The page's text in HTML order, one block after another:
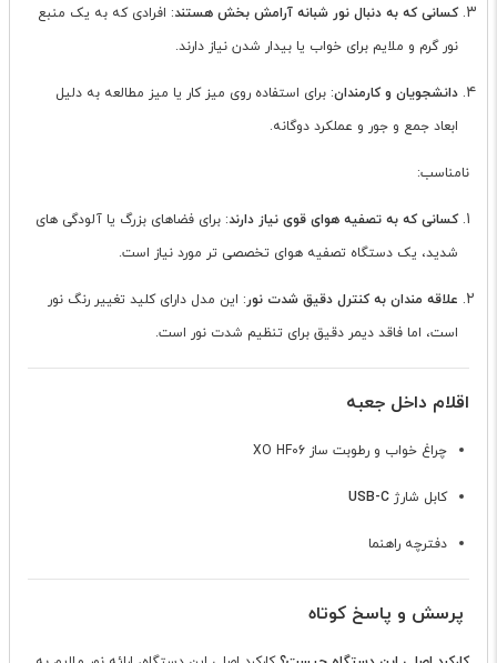
کسانی که به دنبال نور شبانه آرامش بخش هستند: افرادی که به یک منبع
نور گرم و ملایم برای خواب یا بیدار شدن نیاز دارند.
دانشجویان و کارمندان: برای استفاده روی میز کار یا میز مطالعه به دلیل
ابعاد جمع و جور و عملکرد دوگانه.
نامناسب:
کسانی که به تصفیه هوای قوی نیاز دارند: برای فضاهای بزرگ یا آلودگی های
شدید، یک دستگاه تصفیه هوای تخصصی تر مورد نیاز است.
علاقه مندان به کنترل دقیق شدت نور: این مدل دارای کلید تغییر رنگ نور
است، اما فاقد دیمر دقیق برای تنظیم شدت نور است.
اقلام داخل جعبه
چراغ خواب و رطوبت ساز XO HF06
کابل شارژ USB-C
دفترچه راهنما
پرسش و پاسخ کوتاه